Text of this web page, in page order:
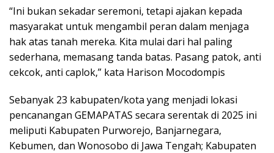
“Ini bukan sekadar seremoni, tetapi ajakan kepada
masyarakat untuk mengambil peran dalam menjaga
hak atas tanah mereka. Kita mulai dari hal paling
sederhana, memasang tanda batas. Pasang patok, anti
cekcok, anti caplok,” kata Harison Mocodompis
Sebanyak 23 kabupaten/kota yang menjadi lokasi
pencanangan GEMAPATAS secara serentak di 2025 ini
meliputi Kabupaten Purworejo, Banjarnegara,
Kebumen, dan Wonosobo di Jawa Tengah; Kabupaten